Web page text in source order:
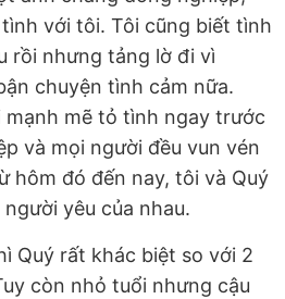
với tôi. Tôi cũng biết tình
rồi nhưng tảng lờ đi vì
chuyện tình cảm nữa.
mạnh mẽ tỏ tình ngay trước
và mọi người đều vun vén
hôm đó đến nay, tôi và Quý
yêu của nhau.
Quý rất khác biệt so với 2
còn nhỏ tuổi nhưng cậu